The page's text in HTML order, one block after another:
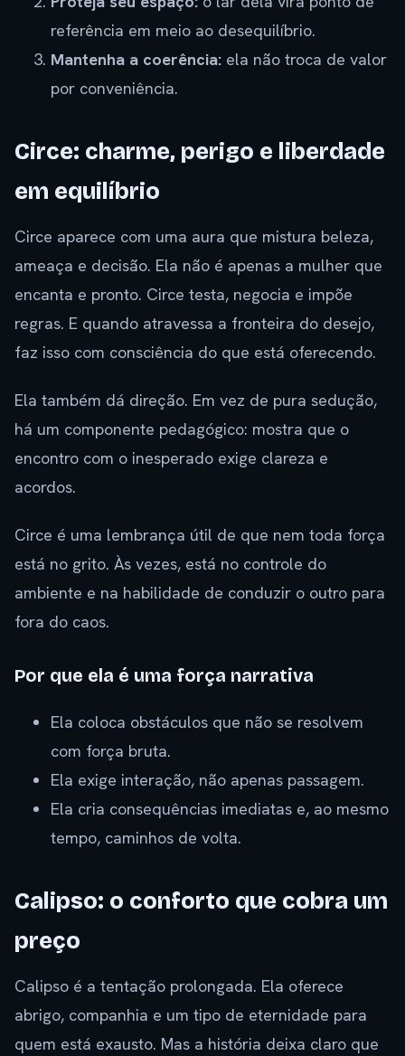
referência em meio ao desequilíbrio.
Mantenha a coerência: ela não troca de valor
por conveniência.
Circe: charme, perigo e liberdade
em equilíbrio
Circe aparece com uma aura que mistura beleza,
ameaça e decisão. Ela não é apenas a mulher que
encanta e pronto. Circe testa, negocia e impõe
regras. E quando atravessa a fronteira do desejo,
faz isso com consciência do que está oferecendo.
Ela também dá direção. Em vez de pura sedução,
há um componente pedagógico: mostra que o
encontro com o inesperado exige clareza e
acordos.
Circe é uma lembrança útil de que nem toda força
está no grito. Às vezes, está no controle do
ambiente e na habilidade de conduzir o outro para
fora do caos.
Por que ela é uma força narrativa
Ela coloca obstáculos que não se resolvem
com força bruta.
Ela exige interação, não apenas passagem.
Ela cria consequências imediatas e, ao mesmo
tempo, caminhos de volta.
Calipso: o conforto que cobra um
preço
Calipso é a tentação prolongada. Ela oferece
abrigo, companhia e um tipo de eternidade para
quem está exausto. Mas a história deixa claro que